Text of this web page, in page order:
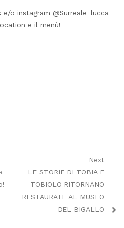
o instagram @Surreale_lucca
e il menù!
Next
Next
post:
LE STORIE DI TOBIA E
TOBIOLO RITORNANO
RESTAURATE AL MUSEO
DEL BIGALLO